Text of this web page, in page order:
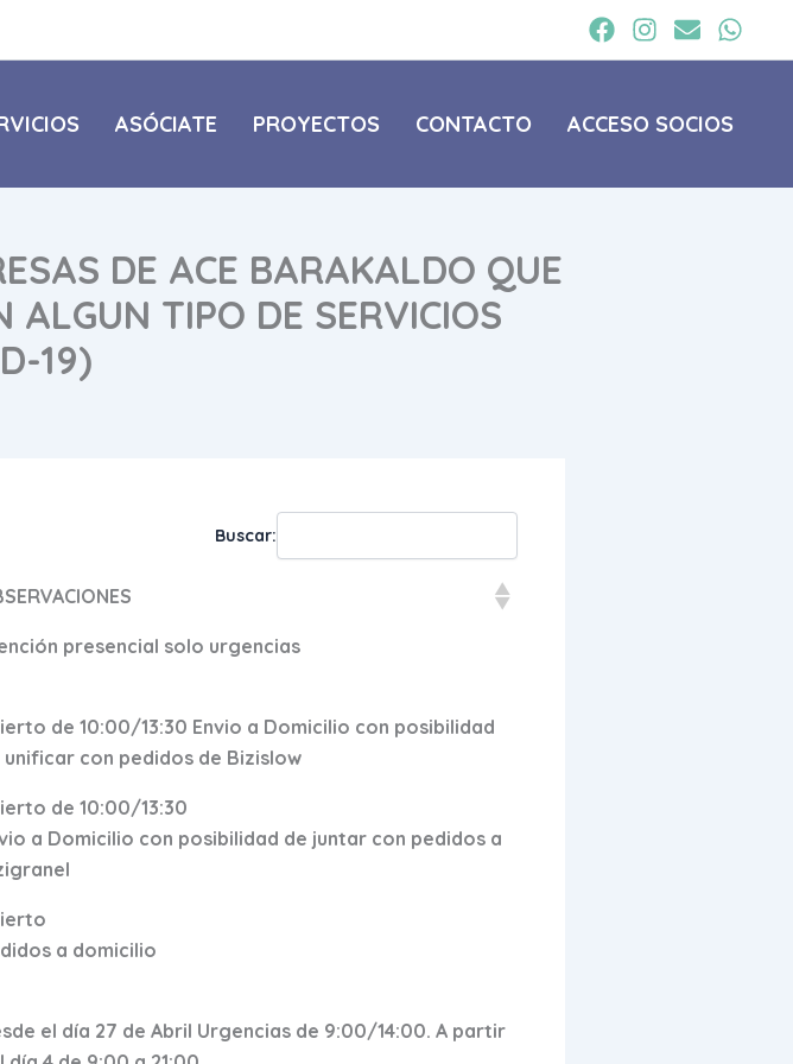
ASÓCIATE PROYECTOS CONTACTO ACCESO SOCIOS
DE ACE BARAKALDO QUE
ALGUN TIPO DE SERVICIOS
19)
Buscar:
presencial solo urgencias
de 10:00/13:30 Envio a Domicilio con posibilidad
unificar con pedidos de Bizislow
de 10:00/13:30
a Domicilio con posibilidad de juntar con pedidos a
a domicilio
el día 27 de Abril Urgencias de 9:00/14:00. A partir